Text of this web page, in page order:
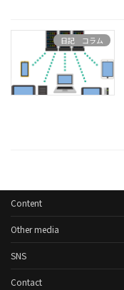
日記 コラム
Content
Other media
SNS
Contact